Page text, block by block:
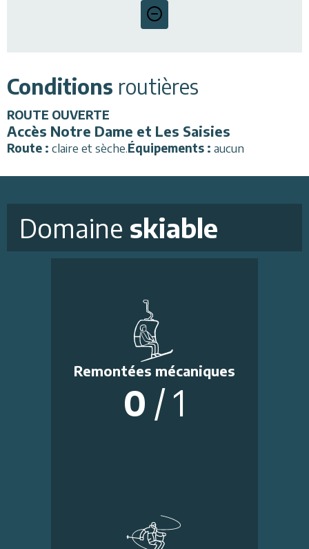
Conditions routières
ROUTE OUVERTE
Accès Notre Dame et Les Saisies
Route : claire et sèche.Équipements : aucun
Domaine skiable
Remontées mécaniques
0 /1